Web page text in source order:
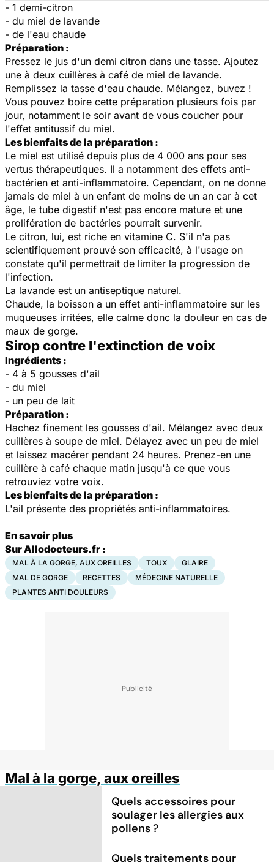
- 1 demi-citron
- du miel de lavande
- de l'eau chaude
Préparation :
Pressez le jus d'un demi citron dans une tasse. Ajoutez
une à deux cuillères à café de miel de lavande.
Remplissez la tasse d'eau chaude. Mélangez, buvez !
Vous pouvez boire cette préparation plusieurs fois par
jour, notamment le soir avant de vous coucher pour
l'effet antitussif du miel.
Les bienfaits de la préparation :
Le miel est utilisé depuis plus de 4 000 ans pour ses
vertus thérapeutiques. Il a notamment des effets anti-
bactérien et anti-inflammatoire. Cependant, on ne donne
jamais de miel à un enfant de moins de un an car à cet
âge, le tube digestif n'est pas encore mature et une
prolifération de bactéries pourrait survenir.
Le citron, lui, est riche en vitamine C. S'il n'a pas
scientifiquement prouvé son efficacité, à l'usage on
constate qu'il permettrait de limiter la progression de
l'infection.
La lavande est un antiseptique naturel.
Chaude, la boisson a un effet anti-inflammatoire sur les
muqueuses irritées, elle calme donc la douleur en cas de
maux de gorge.
Sirop contre l'extinction de voix
Ingrédients :
- 4 à 5 gousses d'ail
- du miel
- un peu de lait
Préparation :
Hachez finement les gousses d'ail. Mélangez avec deux
cuillères à soupe de miel. Délayez avec un peu de miel
et laissez macérer pendant 24 heures. Prenez-en une
cuillère à café chaque matin jusqu'à ce que vous
retrouviez votre voix.
Les bienfaits de la préparation :
L'ail présente des propriétés anti-inflammatoires.
En savoir plus
Sur Allodocteurs.fr :
MAL À LA GORGE, AUX OREILLES TOUX
GLAIRE
MAL DE GORGE
RECETTES
MÉDECINE NATURELLE
PLANTES ANTI DOULEURS
Mal à la gorge, aux oreilles
Quels accessoires pour
soulager les allergies aux
pollens ?
Quels traitements pour